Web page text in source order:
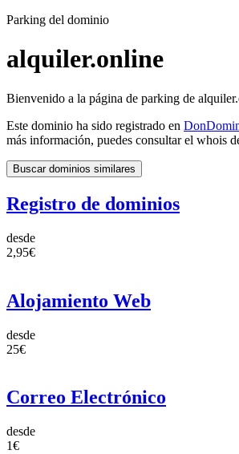
Parking del dominio
alquiler.online
Bienvenido a la página de parking de
Este dominio ha sido registrado en
más información, puedes consultar el whois
Buscar dominios similares
Registro de dominios
desde
2,95€
Alojamiento Web
desde
25€
Correo Electrónico
desde
1€